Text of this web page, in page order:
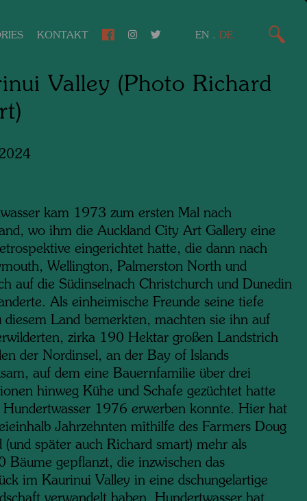
KONTAKT EN . DE
Valley (Photo Richard
kam 1973 zum ersten Mal nach
wo ihm die Auckland City Art Gallery eine
eingerichtet hatte, die dann nach
Wellington, Palmerston North und
auf die Südinselnach Christchurch und Dunedin
Als einheimische Freunde seine tiefe
diesem Land bemerkten, machten sie ihn auf
zirka 190 Hektar großen Landstrich
der Nordinsel, an der Bay of Islands
auf dem eine Bauernfamilie über drei
hinweg Kühe und Schafe gezüchtet hatte
Hundertwasser 1976 erwerben konnte. Hier hat
Jahrzehnten mithilfe des Farmers Doug
(und später auch Richard smart) mehr als
Bäume gepflanzt, die inzwischen das
im Kaurinui Valley in eine dschungelartige